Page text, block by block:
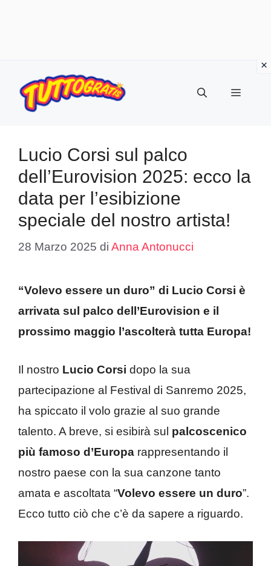
contenuto
Menu
Lucio Corsi sul palco
dell’Eurovision 2025: ecco la
data per l’esibizione
speciale del nostro artista!
28 Marzo 2025 di Anna Antonucci
“Volevo essere un duro” di Lucio Corsi è
arrivata sul palco dell’Eurovision e il
prossimo maggio l’ascolterà tutta Europa!
Il nostro Lucio Corsi dopo la sua
partecipazione al Festival di Sanremo 2025,
ha spiccato il volo grazie al suo grande
talento. A breve, si esibirà sul palcoscenico
più famoso d’Europa rappresentando il
nostro paese con la sua canzone tanto
amata e ascoltata “Volevo essere un duro”.
Ecco tutto ciò che c’è da sapere a riguardo.